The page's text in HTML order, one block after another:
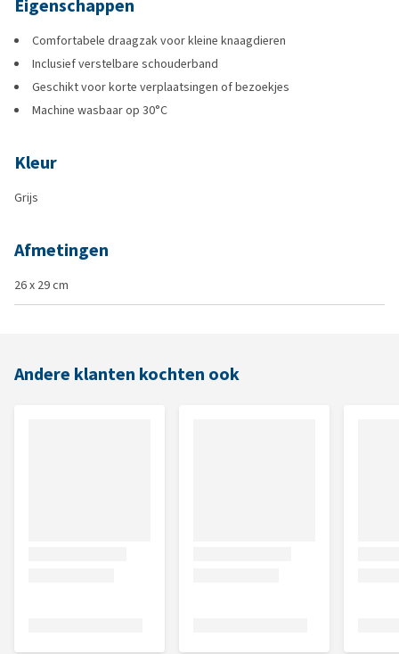
Eigenschappen
Comfortabele draagzak voor kleine knaagdieren
Inclusief verstelbare schouderband
Geschikt voor korte verplaatsingen of bezoekjes
Machine wasbaar op 30°C
Kleur
Grijs
Afmetingen
26 x 29 cm
Andere klanten kochten ook